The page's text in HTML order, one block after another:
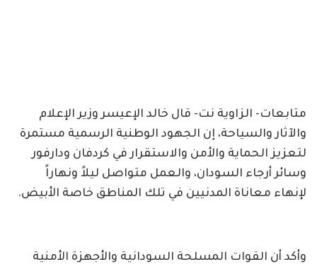
متابعات- الزاوية نت- قال خالد الإعيسر وزير الإعلام
والآثار والسياحة، إن الجهود الوطنية الرسمية مستمرة
لتعزيز الحماية والأمن والاستقرار في كردفان ودارفور
وسائر أرجاء السودان، والعمل متواصل ليلاً ونهاراً
لإنهاء معاناة المدنيين في تلك المناطق خاصة الأبيض.
وأكد أن القوات المسلحة السودانية والأجهزة الأمنية